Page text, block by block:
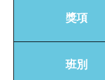
獎項
班別